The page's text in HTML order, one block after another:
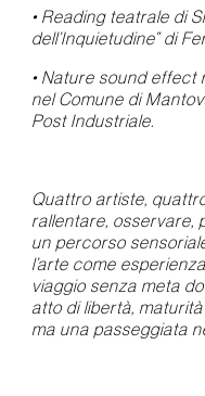
• Reading teatrale di
dell’Inquietudine” di
• Nature sound
nel Comune di
Post Industriale.
Quattro artiste,
rallentare, osservare,
un percorso
l’arte come
viaggio senza meta
atto di libertà,
ma una passeggiata